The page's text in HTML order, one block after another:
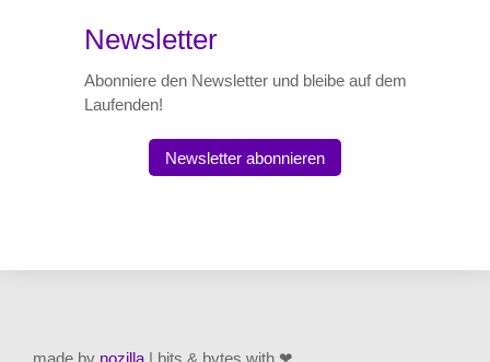
Newsletter
Abonniere den Newsletter und bleibe auf dem
Laufenden!
Newsletter abonnieren
made by nozilla | bits & bytes with ❤